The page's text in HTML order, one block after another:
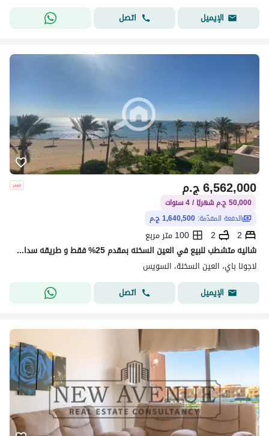
الإيميل
اتصل
ج.م6,562,000
50,000 ج.م شهريًا / 4 سنوات
الدفعة المقدّمة: 1,640,500 ج.م
2
2
100 متر مربع
شاليه متشطب للبيع في العين السخنه بمقدم 25% فقط و طريقه سداد مريحه
لاجونا باي، العين السخنة، السويس
الإيميل
اتصل